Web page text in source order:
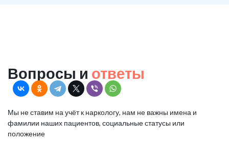
Вопросы и ответы
Мы не ставим на учёт к наркологу, нам не важны имена и
фамилии наших пациентов, социальные статусы или
положение